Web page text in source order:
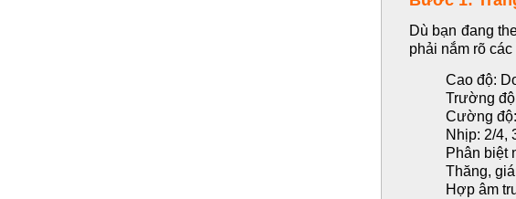
Dù bạn đang
phải nắm rõ
Cao độ:
Trường
Cường
Nhịp: 2/4,
Phân biệt
Thăng,
Hợp âm